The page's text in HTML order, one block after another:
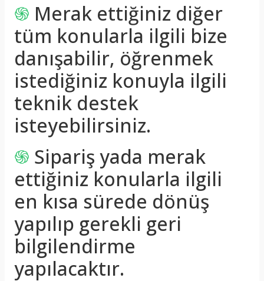
֍ Merak ettiğiniz diğer
tüm konularla ilgili bize
danışabilir, öğrenmek
istediğiniz konuyla ilgili
teknik destek
isteyebilirsiniz.
֍ Sipariş yada merak
ettiğiniz konularla ilgili
en kısa sürede dönüş
yapılıp gerekli geri
bilgilendirme
yapılacaktır.